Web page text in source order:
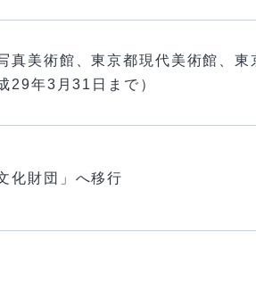
美術館、東京都現代美術館、
29年3月31日まで）
化財団」へ移行